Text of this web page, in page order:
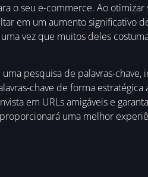
o seu e-commerce. Ao
em um aumento significativo
vez que muitos deles
pesquisa de palavras-
chave de forma
em URLs amigáveis e
uma melhor